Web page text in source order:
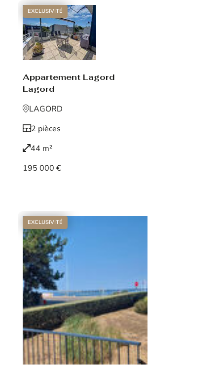
EXCLUSIVITÉ
Appartement Lagord
Lagord
LAGORD
2 pièces
44 m²
195 000 €
EXCLUSIVITÉ